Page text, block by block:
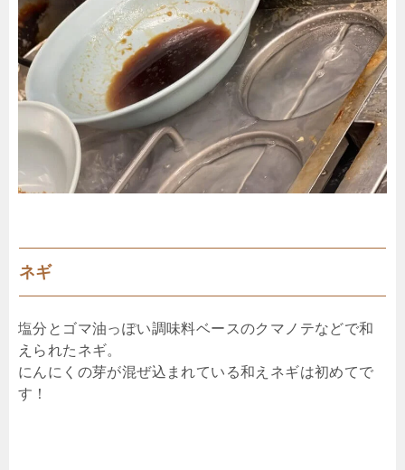
ネギ
塩分とゴマ油っぽい調味料ベースのクマノテなどで和
えられたネギ。
にんにくの芽が混ぜ込まれている和えネギは初めてで
す！